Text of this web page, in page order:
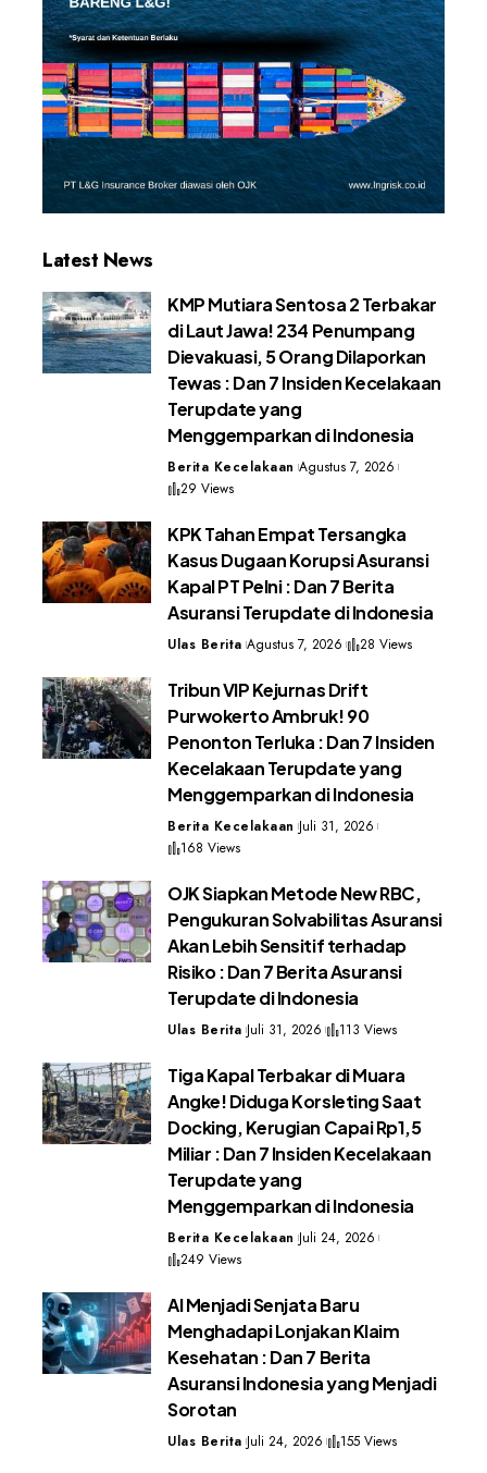
Latest News
KMP Mutiara Sentosa 2 Terbakar
di Laut Jawa! 234 Penumpang
Dievakuasi, 5 Orang Dilaporkan
Tewas : Dan 7 Insiden Kecelakaan
Terupdate yang
Menggemparkan di Indonesia
Berita Kecelakaan Agustus 7, 2026
29 Views
KPK Tahan Empat Tersangka
Kasus Dugaan Korupsi Asuransi
Kapal PT Pelni : Dan 7 Berita
Asuransi Terupdate di Indonesia
Ulas Berita Agustus 7, 2026 28 Views
Tribun VIP Kejurnas Drift
Purwokerto Ambruk! 90
Penonton Terluka : Dan 7 Insiden
Kecelakaan Terupdate yang
Menggemparkan di Indonesia
Berita Kecelakaan Juli 31, 2026
168 Views
OJK Siapkan Metode New RBC,
Pengukuran Solvabilitas Asuransi
Akan Lebih Sensitif terhadap
Risiko : Dan 7 Berita Asuransi
Terupdate di Indonesia
Ulas Berita Juli 31, 2026 113 Views
Tiga Kapal Terbakar di Muara
Angke! Diduga Korsleting Saat
Docking, Kerugian Capai Rp1,5
Miliar : Dan 7 Insiden Kecelakaan
Terupdate yang
Menggemparkan di Indonesia
Berita Kecelakaan Juli 24, 2026
249 Views
AI Menjadi Senjata Baru
Menghadapi Lonjakan Klaim
Kesehatan : Dan 7 Berita
Asuransi Indonesia yang Menjadi
Sorotan
Ulas Berita Juli 24, 2026 155 Views